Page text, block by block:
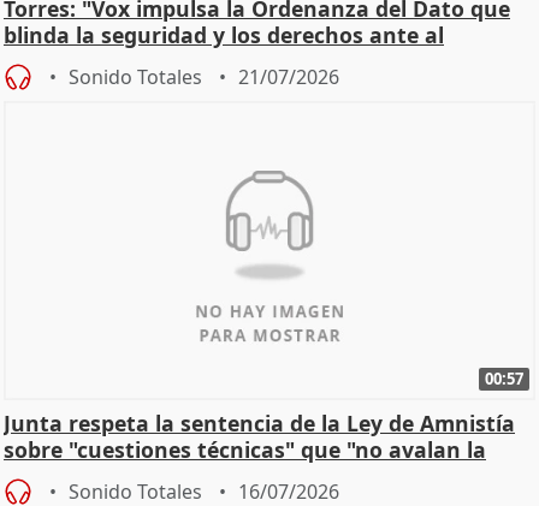
Torres: "Vox impulsa la Ordenanza del Dato que
blinda la seguridad y los derechos ante al
control"
Sonido Totales 21/07/2026
00:57
Junta respeta la sentencia de la Ley de Amnistía
sobre "cuestiones técnicas" que "no avalan la
const
Sonido Totales 16/07/2026